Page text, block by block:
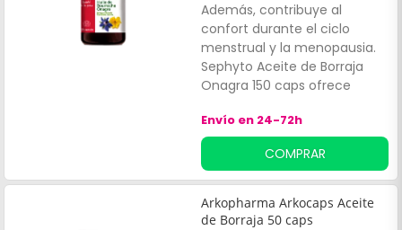
Además, contribuye al
confort durante el ciclo
menstrual y la menopausia.
Sephyto Aceite de Borraja
Onagra 150 caps ofrece
antiinflamatoria.
Envío en 24-72h
COMPRAR
Arkopharma Arkocaps Aceite
de Borraja 50 caps